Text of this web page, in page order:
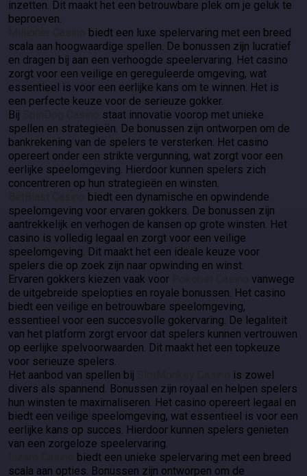
inzetten. Dit maakt het een betrouwbare plek om je geluk te
beproeven.
biedt een luxe spelervaring met een breed
scala aan hoogwaardige spellen. De bonussen zijn lucratief
en dragen bij aan een verhoogde speelervaring. Het casino
zorgt voor een veilige en gereguleerde omgeving, wat
essentieel is voor een eerlijke kans om te winnen. Het is
een perfecte keuze voor de serieuze gokker.
Bij
staat innovatie voorop met unieke
spellen en strategieën. De bonussen zijn ontworpen om de
bankrekening van de spelers te versterken. Het casino
opereert onder een strikte vergunning, wat zorgt voor een
eerlijke speelomgeving. Hierdoor kunnen spelers zich
concentreren op hun strategieën en winsten.
biedt een dynamische en opwindende
speelomgeving voor ervaren gokkers. De bonussen zijn
aantrekkelijk en verhogen de kansen op grote winsten. Het
casino is volledig legaal en zorgt voor een veilige
speelomgeving. Dit maakt het een ideale keuze voor
spelers die op zoek zijn naar opwinding en winst.
Ervaren gokkers kiezen vaak voor
vanwege
de uitgebreide spelopties en royale bonussen. Het casino
biedt een veilige en betrouwbare speelomgeving,
essentieel voor een succesvolle gokervaring. De legaliteit
van het platform zorgt ervoor dat spelers kunnen vertrouwen
op eerlijke spelvoorwaarden. Dit maakt het een topkeuze
voor serieuze spelers.
Het aanbod van spellen bij
is zowel
divers als spannend. Bonussen zijn royaal en helpen spelers
hun winsten te maximaliseren. Het casino opereert legaal en
biedt een veilige speelomgeving, wat essentieel is voor een
eerlijke kans op succes. Hierdoor kunnen spelers genieten
van een zorgeloze speelervaring.
biedt een unieke spelervaring met een breed
scala aan opties. Bonussen zijn ontworpen om de